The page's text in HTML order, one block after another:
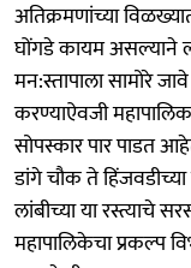
अतिक्रमणांच्या
घोंगडे कायम असल्याने
मन:स्तापाला सामोरे
करण्याऐवजी
सोपस्कार पार पाडत
डांगे चौक ते
लांबीच्या या रस्त्याचे
महापालिकेचा प्रकल्प